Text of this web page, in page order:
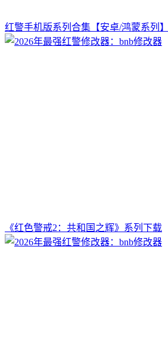
红警手机版系列合集【安卓/鸿蒙系列】
《红色警戒2：共和国之辉》系列下载